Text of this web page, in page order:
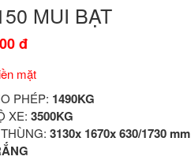
MUI BẠT
đ
mặt
PHÉP: 1490KG
XE: 3500KG
3130x 1670x 630/1730 mm